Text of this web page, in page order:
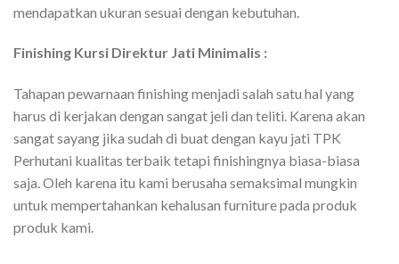
mendapatkan ukuran sesuai dengan kebutuhan.
Finishing Kursi Direktur Jati Minimalis :
Tahapan pewarnaan finishing menjadi salah satu hal yang
harus di kerjakan dengan sangat jeli dan teliti. Karena akan
sangat sayang jika sudah di buat dengan kayu jati TPK
Perhutani kualitas terbaik tetapi finishingnya biasa-biasa
saja. Oleh karena itu kami berusaha semaksimal mungkin
untuk mempertahankan kehalusan furniture pada produk
produk kami.